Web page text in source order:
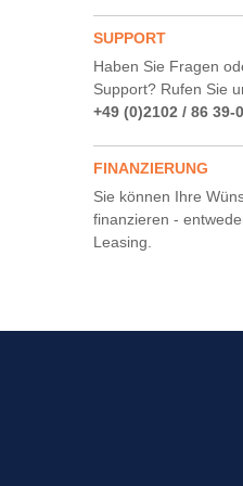
SUPPORT
Haben Sie Fragen
Support? Rufen Sie
+49 (0)2102 / 86 39-
FINANZIERUNG
Sie können Ihre
finanzieren -
Leasing.